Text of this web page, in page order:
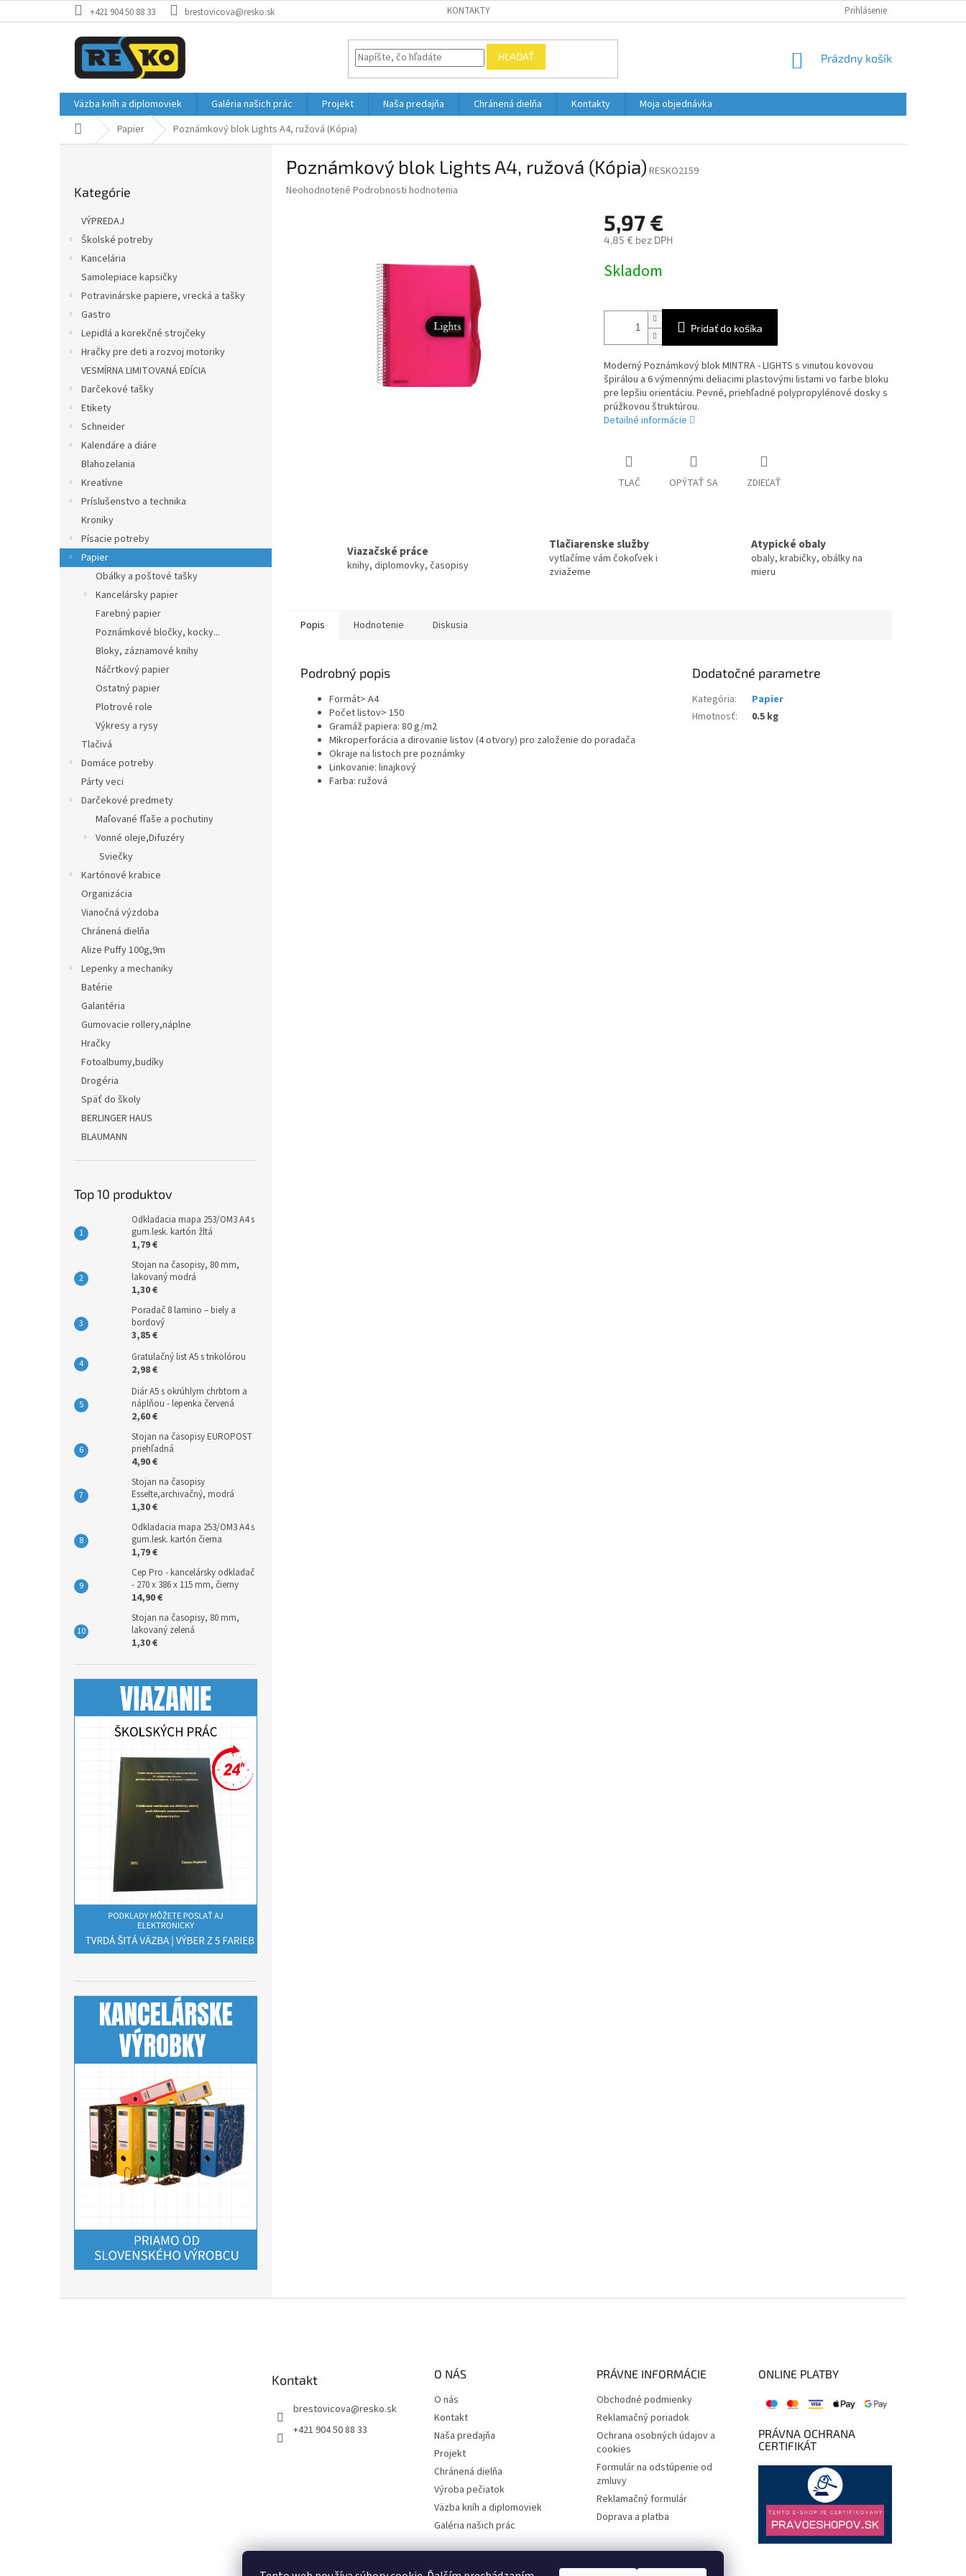
na
+421 904 50 88 33 brestovicova@resko.sk KONTAKTY Prihlásenie
HĽADAŤ
NÁKUPNÝ
Prázdny košík
Väzba kníh a diplomoviek Galéria našich prác Projekt Naša predajňa Chránená dielňa Kontakty
Moja objednávka
DomovPapier Poznámkový blok Lights A4, ružová (Kópia)
kategórie
Kategórie
VÝPREDAJ
Školské potreby
Kancelária
Samolepiace kapsičky
Potravinárske papiere, vrecká a tašky
Gastro
Lepidlá a korekčné strojčeky
Hračky pre deti a rozvoj motoriky
VESMÍRNA LIMITOVANÁ EDÍCIA
Darčekové tašky
Etikety
Schneider
Kalendáre a diáre
Blahozelania
Kreatívne
Príslušenstvo a technika
Kroniky
Písacie potreby
Papier
Obálky a poštové tašky
Kancelársky papier
Farebný papier
Poznámkové bločky, kocky...
Bloky, záznamové knihy
Náčrtkový papier
Ostatný papier
Plotrové role
Výkresy a rysy
Tlačivá
Domáce potreby
Párty veci
Darčekové predmety
Maľované fľaše a pochutiny
Vonné oleje,Difuzéry
Sviečky
Kartónové krabice
Organizácia
Vianočná výzdoba
Chránená dielňa
Alize Puffy 100g,9m
Lepenky a mechaniky
Batérie
Galantéria
Gumovacie rollery,náplne
Hračky
Fotoalbumy,budíky
Drogéria
Späť do školy
BERLINGER HAUS
BLAUMANN
Top 10 produktov
Odkladacia mapa 253/OM3 A4 s
gum.lesk. kartón žltá
1,79 €
Stojan na časopisy, 80 mm,
lakovaný modrá
1,30 €
Poradač 8 lamino – biely a
bordový
3,85 €
Gratulačný list A5 s trikolórou
2,98 €
Diár A5 s okrúhlym chrbtom a
náplňou - lepenka červená
2,60 €
Stojan na časopisy EUROPOST
priehľadná
4,90 €
Stojan na časopisy
Esselte,archivačný, modrá
1,30 €
Odkladacia mapa 253/OM3 A4 s
gum.lesk. kartón čierna
1,79 €
Cep Pro - kancelársky odkladač
- 270 x 386 x 115 mm, čierny
14,90 €
Stojan na časopisy, 80 mm,
lakovaný zelená
1,30 €
Poznámkový blok Lights A4, ružová (Kópia) RESKO2159
Priemerné
Neohodnotené Podrobnosti hodnotenia
5,97 €
4,85 € bez DPH
cena:
Skladom
Pridať do košíka
Moderný Poznámkový blok MINTRA - LIGHTS s vinutou kovovou
špirálou a 6 výmennými deliacimi plastovými listami vo farbe bloku
pre lepšiu orientáciu. Pevné, priehľadné polypropylénové dosky s
prúžkovou štruktúrou.
Detailné informácie
TLAČ OPÝTAŤ SA ZDIEĽAŤ
Viazačské práce
knihy, diplomovky, časopisy
Tlačiarenske služby
vytlačíme vám čokoľvek i
zviažeme
Atypické obaly
obaly, krabičky, obálky na
mieru
Popis Hodnotenie Diskusia
Podrobný popis
Formát> A4
Počet listov> 150
Gramáž papiera: 80 g/m2
Mikroperforácia a dirovanie listov (4 otvory) pro založenie do poradača
Okraje na listoch pre poznámky
Linkovanie: linajkový
Farba: ružová
Dodatočné parametre
Kategória:
Papier
Hmotnosť: 0.5 kg
Kontakt
brestovicova@resko.sk
+421 904 50 88 33
O NÁS
O nás
Kontakt
Naša predajňa
Projekt
Chránená dielňa
Výroba pečiatok
Väzba kníh a diplomoviek
Galéria našich prác
PRÁVNE INFORMÁCIE
Obchodné podmienky
Reklamačný poriadok
Ochrana osobných údajov a
cookies
Formulár na odstúpenie od
zmluvy
Reklamačný formulár
Doprava a platba
ONLINE PLATBY
PRÁVNA OCHRANA
CERTIFIKÁT